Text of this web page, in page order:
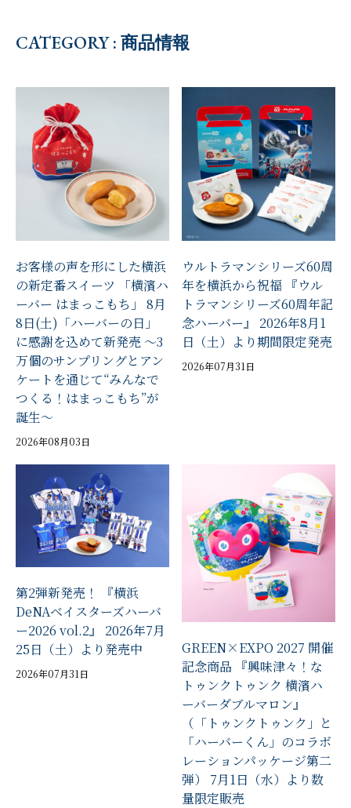
CATEGORY : 商品情報
お客様の声を形にした横浜
の新定番スイーツ 「横濱ハ
ーバー はまっこもち」 8月
8日(土)「ハーバーの日」
に感謝を込めて新発売 ～3
万個のサンプリングとアン
ケートを通じて“みんなで
つくる！はまっこもち”が
誕生～
2026年08月03日
ウルトラマンシリーズ60周
年を横浜から祝福 『ウル
トラマンシリーズ60周年記
念ハーバー』 2026年8月1
日（土）より期間限定発売
2026年07月31日
第2弾新発売！ 『横浜
DeNAベイスターズハーバ
ー2026 vol.2』 2026年7月
25日（土）より発売中
2026年07月31日
GREEN×EXPO 2027 開催
記念商品 『興味津々！な
トゥンクトゥンク 横濱ハ
ーバーダブルマロン』
（「トゥンクトゥンク」と
「ハーバーくん」のコラボ
レーションパッケージ第二
弾） 7月1日（水）より数
量限定販売